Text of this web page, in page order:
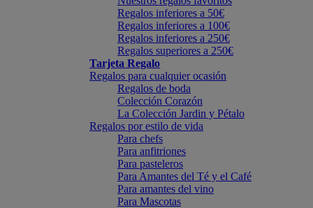
Regalos inferiores a 50€
Regalos inferiores a 100€
Regalos inferiores a 250€
Regalos superiores a 250€
Tarjeta Regalo
Regalos para cualquier ocasión
Regalos de boda
Colección Corazón
La Colección Jardin y Pétalo
Regalos por estilo de vida
Para chefs
Para anfitriones
Para pasteleros
Para Amantes del Té y el Café
Para amantes del vino
Para Mascotas